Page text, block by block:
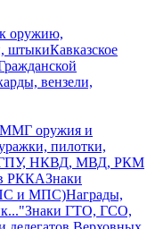
оружию,
штыкиКавказское
вензели,
ММГ оружия и
пилотки,
НКВД, МВД, РКМ
РККАЗнаки
и МПС)Награды,
Знаки ГТО, ГСО,